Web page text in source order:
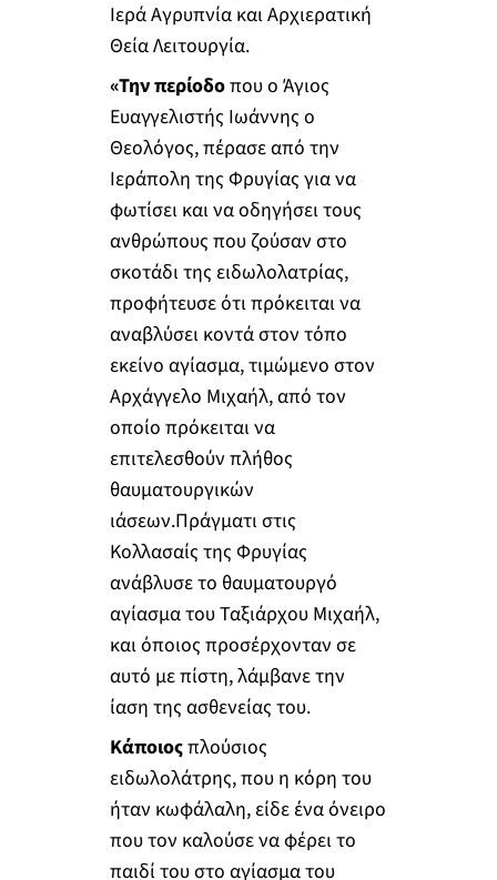
Ιερά Αγρυπνία και Αρχιερατική
Θεία Λειτουργία.
«Την περίοδοπου ο Άγιος
Ευαγγελιστής Ιωάννης ο
Θεολόγος, πέρασε από την
Ιεράπολη της Φρυγίας για να
φωτίσει και να οδηγήσει τους
ανθρώπους που ζούσαν στο
σκοτάδι της ειδωλολατρίας,
προφήτευσε ότι πρόκειται να
αναβλύσει κοντά στον τόπο
εκείνο αγίασμα, τιμώμενο στον
Αρχάγγελο Μιχαήλ, από τον
οποίο πρόκειται να
επιτελεσθούν πλήθος
θαυματουργικών
ιάσεων.Πράγματι στις
Κολλασαίς της Φρυγίας
ανάβλυσε το θαυματουργό
αγίασμα του Ταξιάρχου Μιχαήλ,
και όποιος προσέρχονταν σε
αυτό με πίστη, λάμβανε την
ίαση της ασθενείας του.
Κάποιοςπλούσιος
ειδωλολάτρης, που η κόρη του
ήταν κωφάλαλη, είδε ένα όνειρο
που τον καλούσε να φέρει το
παιδί του στο αγίασμα του